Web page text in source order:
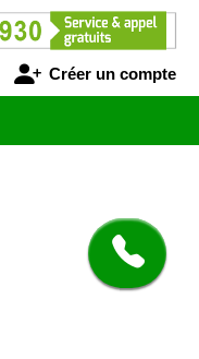
Créer un compte